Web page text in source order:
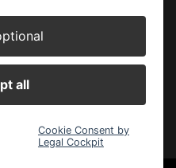
all
Cookie Consent by
Legal Cockpit